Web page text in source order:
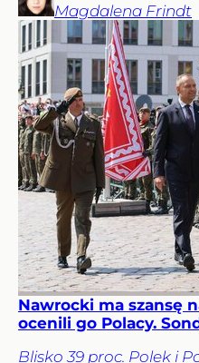
Magdalena Frindt
Nawrocki ma szansę
ocenili go Polacy.
Blisko 39 proc. Polek i